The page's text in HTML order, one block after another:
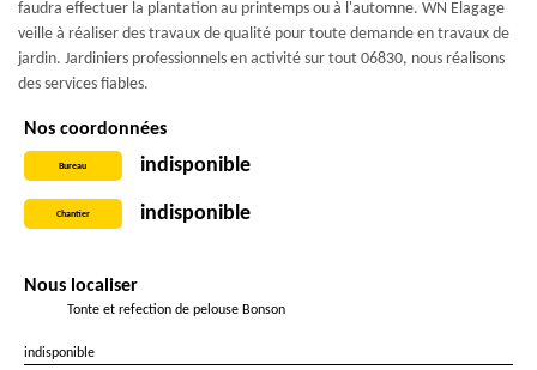
faudra effectuer la plantation au printemps ou à l'automne. WN Elagage
veille à réaliser des travaux de qualité pour toute demande en travaux de
jardin. Jardiniers professionnels en activité sur tout 06830, nous réalisons
des services fiables.
Nos coordonnées
Bureau indisponible
Chantier indisponible
Nous localiser
Tonte et refection de pelouse Bonson
indisponible